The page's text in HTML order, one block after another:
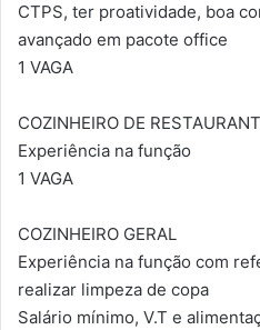
CTPS, ter proatividade, boa
avançado em pacote office
1 VAGA
COZINHEIRO DE
Experiência na função
1 VAGA
COZINHEIRO GERAL
Experiência na função com
realizar limpeza de copa
Salário mínimo, V.T e